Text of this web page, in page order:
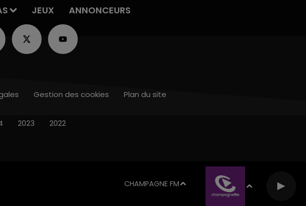
JEUX ANNONCEURS
CHAMPAGNE FM
Gestion des cookies Plan du site
2023 2022